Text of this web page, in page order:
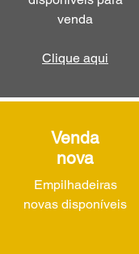
venda
Clique aqui
Venda
nova
Empilhadeiras
novas disponíveis